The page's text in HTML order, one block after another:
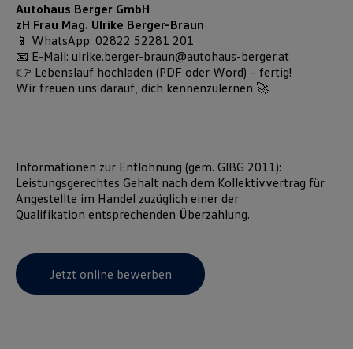
Autohaus Berger GmbH
zH Frau Mag. Ulrike Berger-Braun
📱 WhatsApp: 02822 52281 201
📧 E-Mail: ulrike.berger-braun@autohaus-berger.at
👉 Lebenslauf hochladen (PDF oder Word) – fertig!
Wir freuen uns darauf, dich kennenzulernen 🚀
Informationen zur Entlohnung (gem. GlBG 2011):
Leistungsgerechtes Gehalt nach dem Kollektivvertrag für
Angestellte im Handel zuzüglich einer der
Qualifikation entsprechenden Überzahlung.
Jetzt online bewerben